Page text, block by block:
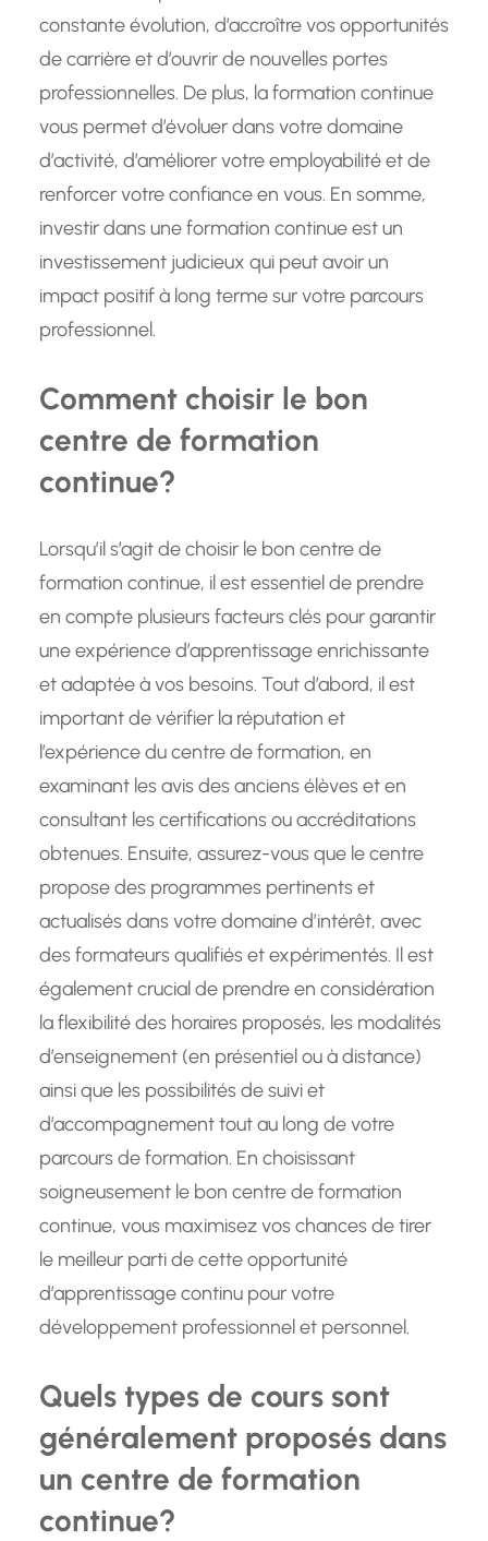
constante évolution, d’accroître vos opportunités
de carrière et d’ouvrir de nouvelles portes
professionnelles. De plus, la formation continue
vous permet d’évoluer dans votre domaine
d’activité, d’améliorer votre employabilité et de
renforcer votre confiance en vous. En somme,
investir dans une formation continue est un
investissement judicieux qui peut avoir un
impact positif à long terme sur votre parcours
professionnel.
Comment choisir le bon
centre de formation
continue?
Lorsqu’il s’agit de choisir le bon centre de
formation continue, il est essentiel de prendre
en compte plusieurs facteurs clés pour garantir
une expérience d’apprentissage enrichissante
et adaptée à vos besoins. Tout d’abord, il est
important de vérifier la réputation et
l’expérience du centre de formation, en
examinant les avis des anciens élèves et en
consultant les certifications ou accréditations
obtenues. Ensuite, assurez-vous que le centre
propose des programmes pertinents et
actualisés dans votre domaine d’intérêt, avec
des formateurs qualifiés et expérimentés. Il est
également crucial de prendre en considération
la flexibilité des horaires proposés, les modalités
d’enseignement (en présentiel ou à distance)
ainsi que les possibilités de suivi et
d’accompagnement tout au long de votre
parcours de formation. En choisissant
soigneusement le bon centre de formation
continue, vous maximisez vos chances de tirer
le meilleur parti de cette opportunité
d’apprentissage continu pour votre
développement professionnel et personnel.
Quels types de cours sont
généralement proposés dans
un centre de formation
continue?